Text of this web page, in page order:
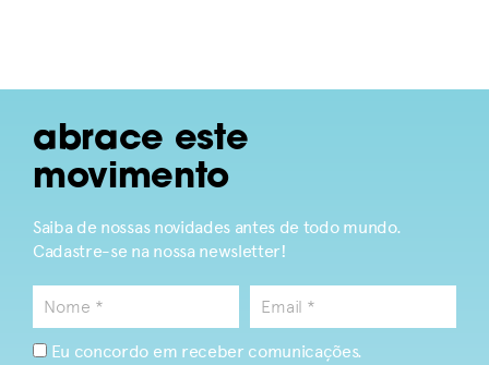
abrace este
movimento
Saiba de nossas novidades antes de todo mundo.
Cadastre-se na nossa newsletter!
Eu concordo em receber comunicações.